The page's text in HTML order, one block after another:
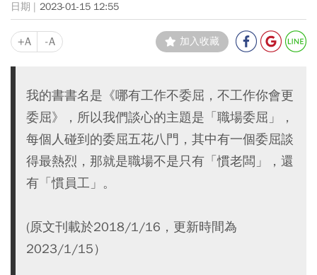
2023-01-15 12:55
+A -A 加入收藏
我的書書名是《哪有工作不委屈，不工作你會更
委屈》，所以我們談心的主題是「職場委屈」，
每個人碰到的委屈五花八門，其中有一個委屈談
得最熱烈，那就是職場不是只有「慣老闆」，還
有「慣員工」。
(原文刊載於2018/1/16，更新時間為
2023/1/15）